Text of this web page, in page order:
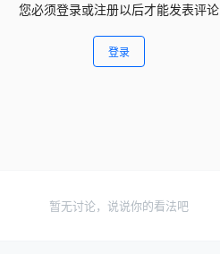
您必须登录或注册以后才能发表评论
登录
暂无讨论，说说你的看法吧